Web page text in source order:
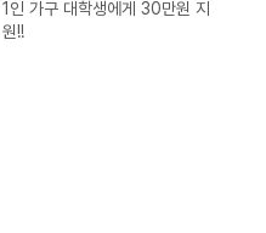
1인 가구 대학생에게 30만원 지
원!!